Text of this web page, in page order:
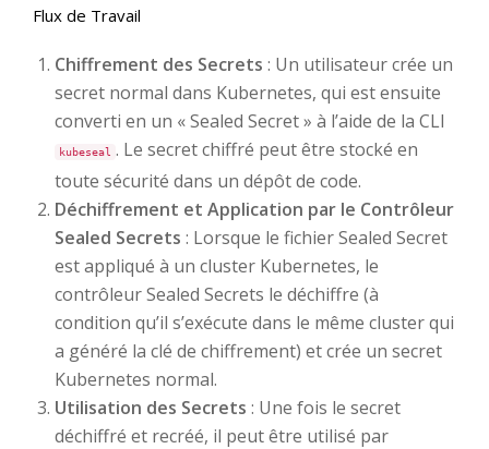
Flux de Travail
Chiffrement des Secrets : Un utilisateur crée un
secret normal dans Kubernetes, qui est ensuite
converti en un « Sealed Secret » à l’aide de la CLI
kubeseal . Le secret chiffré peut être stocké en
toute sécurité dans un dépôt de code.
Déchiffrement et Application par le Contrôleur
Sealed Secrets : Lorsque le fichier Sealed Secret
est appliqué à un cluster Kubernetes, le
contrôleur Sealed Secrets le déchiffre (à
condition qu’il s’exécute dans le même cluster qui
a généré la clé de chiffrement) et crée un secret
Kubernetes normal.
Utilisation des Secrets : Une fois le secret
déchiffré et recréé, il peut être utilisé par